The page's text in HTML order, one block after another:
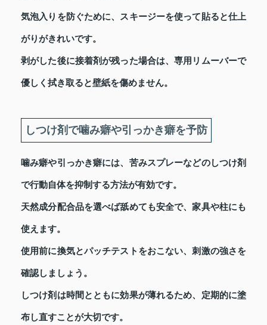
気泡入りを防ぐために、スキージーを使って貼ると仕上
がりがきれいです。
剥がした後に接着剤が残った場合は、専用リムーバーで
優しく拭き取ると壁紙を傷めません。
しつけ剤で噛み癖や引っかき癖を予防
噛み癖や引っかき癖には、苦みスプレーなどのしつけ剤
で行動自体を抑制する方法が有効です。
天然成分配合品を選べば舐めても安全で、家具や柱にも
使えます。
使用前に換気とパッチテストをおこない、刺激の強さを
確認しましょう。
しつけ剤は時間とともに効果が薄れるため、定期的に塗
布し直すことが大切です。